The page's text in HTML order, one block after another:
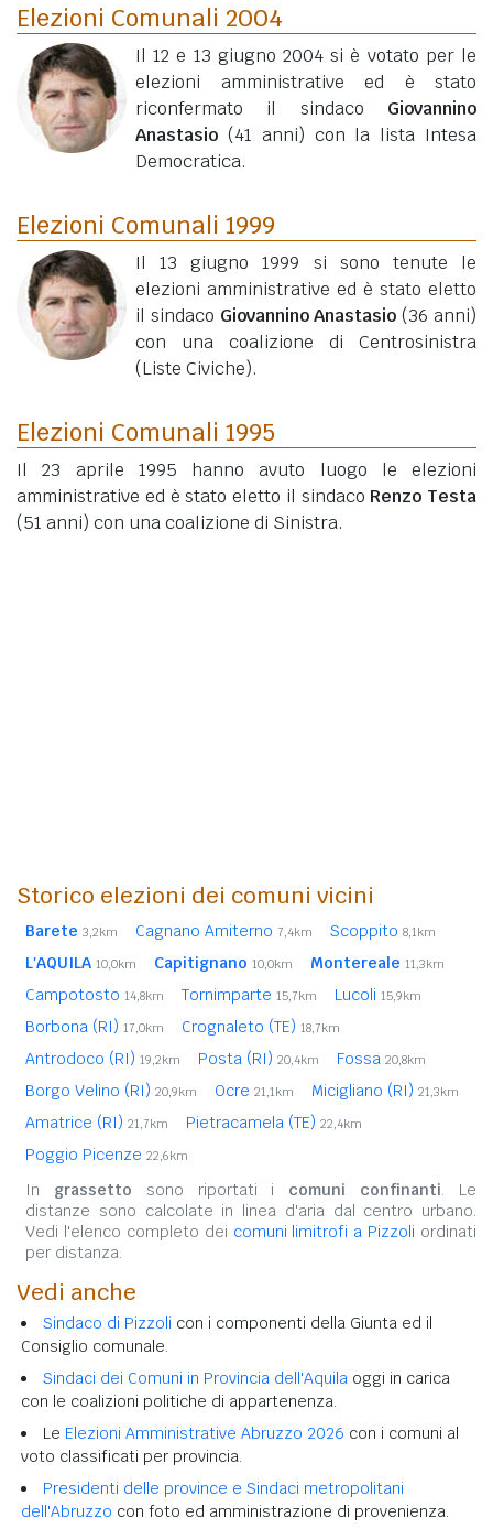
Elezioni Comunali 2004
Il 12 e 13 giugno 2004 si è votato per le
elezioni amministrative ed è stato
riconfermato il sindaco Giovannino
Anastasio (41 anni) con la lista Intesa
Democratica.
Elezioni Comunali 1999
Il 13 giugno 1999 si sono tenute le
elezioni amministrative ed è stato eletto
il sindaco Giovannino Anastasio (36 anni)
con una coalizione di Centrosinistra
(Liste Civiche).
Elezioni Comunali 1995
Il 23 aprile 1995 hanno avuto luogo le elezioni
amministrative ed è stato eletto il sindaco Renzo Testa
(51 anni) con una coalizione di Sinistra.
Storico elezioni dei comuni vicini
Barete 3,2km Cagnano Amiterno 7,4km Scoppito 8,1km
L'AQUILA 10,0km Capitignano 10,0km Montereale 11,3km
Campotosto 14,8km Tornimparte 15,7km Lucoli 15,9km
Borbona (RI) 17,0km Crognaleto (TE) 18,7km
Antrodoco (RI) 19,2km Posta (RI) 20,4km Fossa 20,8km
Borgo Velino (RI) 20,9km Ocre 21,1km Micigliano (RI) 21,3km
Amatrice (RI) 21,7km Pietracamela (TE) 22,4km
Poggio Picenze 22,6km
In grassetto sono riportati i comuni confinanti. Le
distanze sono calcolate in linea d'aria dal centro urbano.
Vedi l'elenco completo dei comuni limitrofi a Pizzoli ordinati
per distanza.
Vedi anche
Sindaco di Pizzoli con i componenti della Giunta ed il
Consiglio comunale.
Sindaci dei Comuni in Provincia dell'Aquila oggi in carica
con le coalizioni politiche di appartenenza.
Le Elezioni Amministrative Abruzzo 2026 con i comuni al
voto classificati per provincia.
Presidenti delle province e Sindaci metropolitani
dell'Abruzzo con foto ed amministrazione di provenienza.